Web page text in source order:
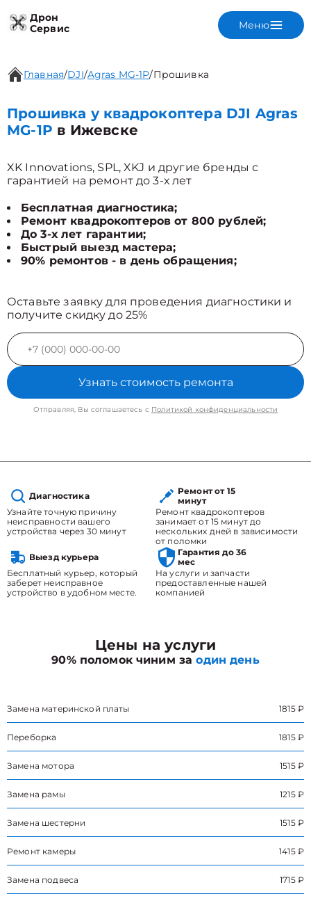
Дрон
Сервис
Меню
Главная/DJI/Agras MG-1P/Прошивка
Прошивка у квадрокоптера DJI Agras
MG-1P в Ижевске
XK Innovations, SPL, XKJ и другие бренды с
гарантией на ремонт до 3-х лет
Бесплатная диагностика;
Ремонт квадрокоптеров от 800 рублей;
До 3-х лет гарантии;
Быстрый выезд мастера;
90% ремонтов - в день обращения;
Оставьте заявку для проведения диагностики и
получите скидку до 25%
Узнать стоимость ремонта
Отправляя, Вы соглашаетесь с Политикой конфиденциальности
Диагностика
Узнайте точную причину
неисправности вашего
устройства через 30 минут
Ремонт от 15
минут
Ремонт квадрокоптеров
занимает от 15 минут до
нескольких дней в зависимости
от поломки
Выезд курьера
Бесплатный курьер, который
заберет неисправное
устройство в удобном месте.
Гарантия до 36
мес
На услуги и запчасти
предоставленные нашей
компанией
Цены на услуги
90% поломок чиним заодин день
Замена материнской платы 1815 ₽
Переборка 1815 ₽
Замена мотора 1515 ₽
Замена рамы 1215 ₽
Замена шестерни 1515 ₽
Ремонт камеры 1415 ₽
Замена подвеса 1715 ₽